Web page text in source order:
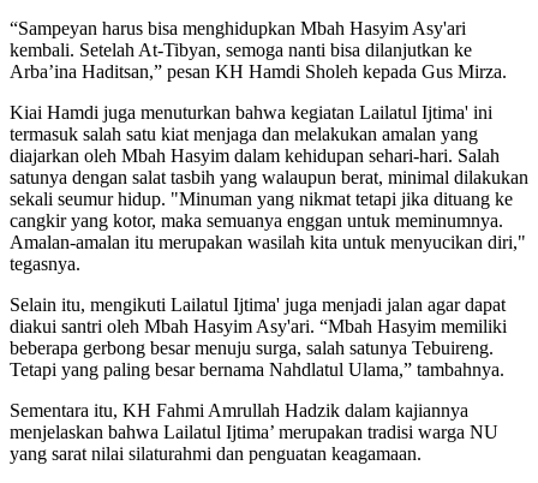
“Sampeyan harus bisa menghidupkan Mbah Hasyim Asy'ari
kembali. Setelah At-Tibyan, semoga nanti bisa dilanjutkan ke
Arba’ina Haditsan,” pesan KH Hamdi Sholeh kepada Gus Mirza.
Kiai Hamdi juga menuturkan bahwa kegiatan Lailatul Ijtima' ini
termasuk salah satu kiat menjaga dan melakukan amalan yang
diajarkan oleh Mbah Hasyim dalam kehidupan sehari-hari. Salah
satunya dengan salat tasbih yang walaupun berat, minimal dilakukan
sekali seumur hidup. "Minuman yang nikmat tetapi jika dituang ke
cangkir yang kotor, maka semuanya enggan untuk meminumnya.
Amalan-amalan itu merupakan wasilah kita untuk menyucikan diri,"
tegasnya.
Selain itu, mengikuti Lailatul Ijtima' juga menjadi jalan agar dapat
diakui santri oleh Mbah Hasyim Asy'ari. “Mbah Hasyim memiliki
beberapa gerbong besar menuju surga, salah satunya Tebuireng.
Tetapi yang paling besar bernama Nahdlatul Ulama,” tambahnya.
Sementara itu, KH Fahmi Amrullah Hadzik dalam kajiannya
menjelaskan bahwa Lailatul Ijtima’ merupakan tradisi warga NU
yang sarat nilai silaturahmi dan penguatan keagamaan.